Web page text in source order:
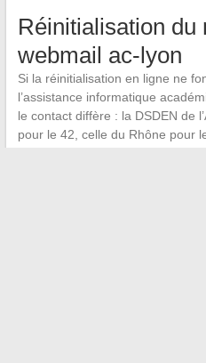
Réinitialisation du
webmail ac-lyon
Si la réinitialisation en ligne ne
l’assistance informatique
le contact diffère : la DSDEN de
pour le 42, celle du Rhône pour